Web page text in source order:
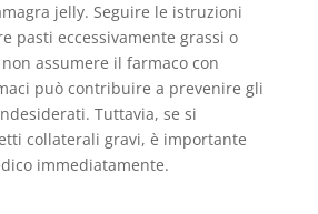
jelly. Seguire le istruzioni
pasti eccessivamente grassi o
assumere il farmaco con
può contribuire a prevenire gli
Tuttavia, se si
collaterali gravi, è importante
immediatamente.